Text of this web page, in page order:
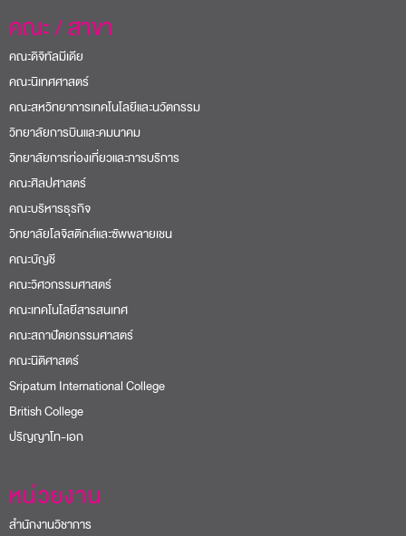
คณะ / สาขา
คณะดิจิทัลมีเดีย
คณะนิเทศศาสตร์
คณะสหวิทยาการเทคโนโลยีและนวัตกรรม
วิทยาลัยการบินและคมนาคม
วิทยาลัยการท่องเที่ยวและการบริการ
คณะศิลปศาสตร์
คณะบริหารธุรกิจ
วิทยาลัยโลจิสติกส์และซัพพลายเชน
คณะบัญชี
คณะวิศวกรรมศาสตร์
คณะเทคโนโลยีสารสนเทศ
คณะสถาปัตยกรรมศาสตร์
คณะนิติศาสตร์
Sripatum International College
British College
ปริญญาโท-เอก
หน่วยงาน
สำนักงานวิชาการ